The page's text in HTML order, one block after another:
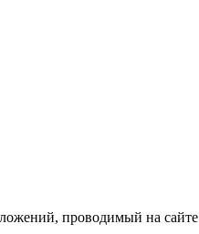
проводимый на сайте